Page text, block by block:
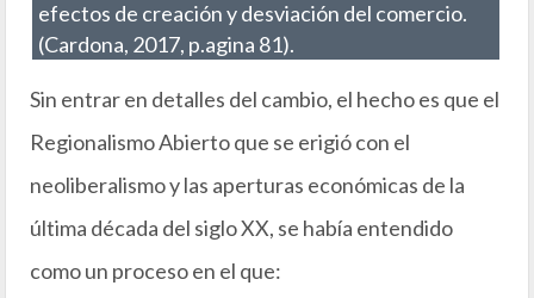
efectos de creación y desviación del comercio.
(Cardona, 2017, p.agina 81).
Sin entrar en detalles del cambio, el hecho es que el
Regionalismo Abierto que se erigió con el
neoliberalismo y las aperturas económicas de la
última década del siglo XX, se había entendido
como un proceso en el que: